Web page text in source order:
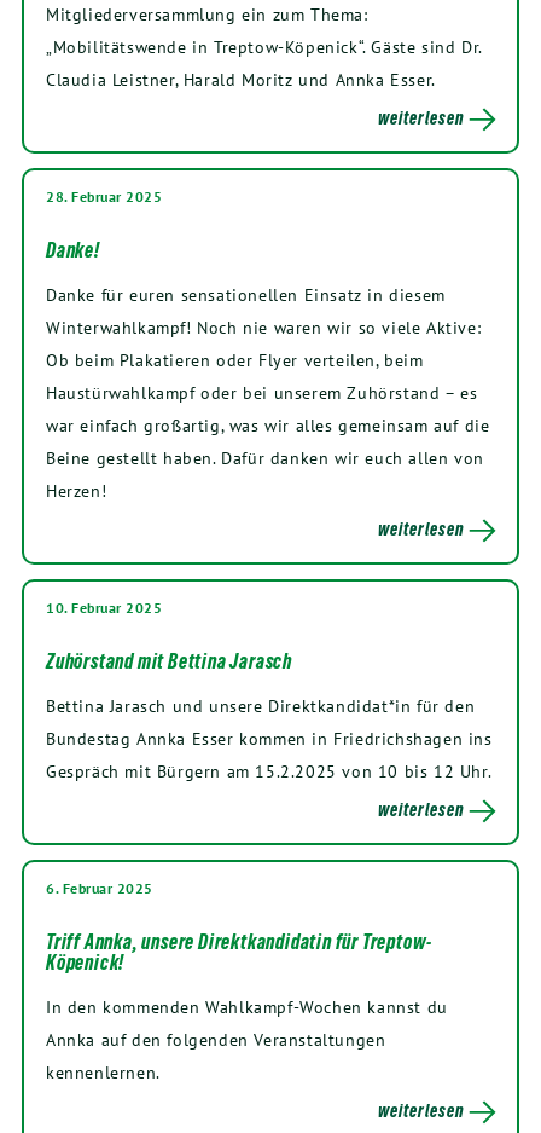
Mitgliederversammlung ein zum Thema:
„Mobilitätswende in Treptow-Köpenick“. Gäste sind Dr.
Claudia Leistner, Harald Moritz und Annka Esser.
weiterlesen
28. Februar 2025
Danke!
Danke für euren sensationellen Einsatz in diesem
Winterwahlkampf! Noch nie waren wir so viele Aktive:
Ob beim Plakatieren oder Flyer verteilen, beim
Haustürwahlkampf oder bei unserem Zuhörstand – es
war einfach großartig, was wir alles gemeinsam auf die
Beine gestellt haben. Dafür danken wir euch allen von
Herzen!
weiterlesen
10. Februar 2025
Zuhörstand mit Bettina Jarasch
Bettina Jarasch und unsere Direktkandidat*in für den
Bundestag Annka Esser kommen in Friedrichshagen ins
Gespräch mit Bürgern am 15.2.2025 von 10 bis 12 Uhr.
weiterlesen
6. Februar 2025
Triff Annka, unsere Direktkandidatin für Treptow-
Köpenick!
In den kommenden Wahlkampf-Wochen kannst du
Annka auf den folgenden Veranstaltungen
kennenlernen.
weiterlesen